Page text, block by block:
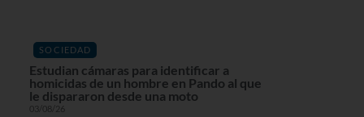
SOCIEDAD
Estudian cámaras para identificar a
homicidas de un hombre en Pando al que
le dispararon desde una moto
03/08/26